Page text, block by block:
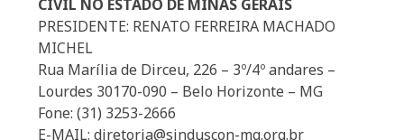
CIVIL NO ESTADO DE MINAS GERAIS
PRESIDENTE: RENATO FERREIRA MACHADO
MICHEL
Rua Marília de Dirceu, 226 – 3º/4º andares –
Lourdes 30170-090 – Belo Horizonte – MG
Fone: (31) 3253-2666
E-MAIL: diretoria@sinduscon-mg.org.br